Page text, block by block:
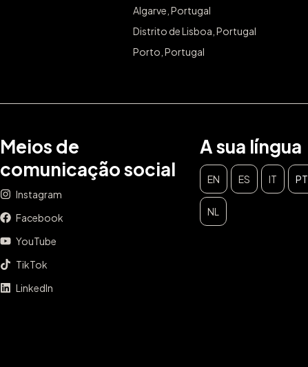
Algarve, Portugal
Distrito de Lisboa, Portugal
Porto, Portugal
Meios de
comunicação social
Instagram
Facebook
YouTube
TikTok
LinkedIn
A sua língua
EN ES IT PT
NL